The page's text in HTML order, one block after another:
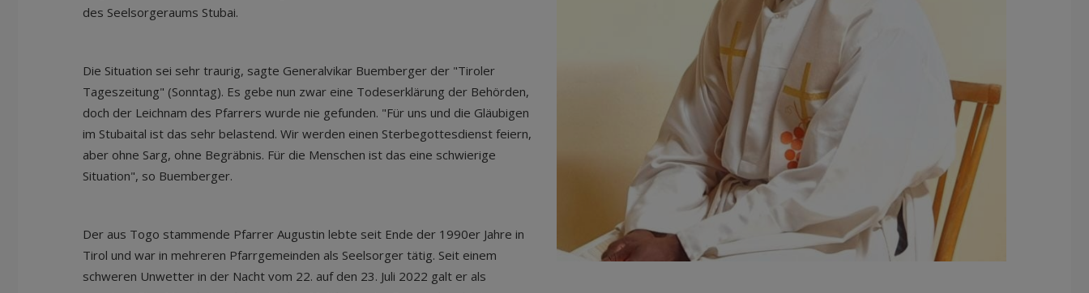
des Seelsorgeraums Stubai.
Die Situation sei sehr traurig, sagte Generalvikar Buemberger der "Tiroler
Tageszeitung" (Sonntag). Es gebe nun zwar eine Todeserklärung der Behörden,
doch der Leichnam des Pfarrers wurde nie gefunden. "Für uns und die Gläubigen
im Stubaital ist das sehr belastend. Wir werden einen Sterbegottesdienst feiern,
aber ohne Sarg, ohne Begräbnis. Für die Menschen ist das eine schwierige
Situation", so Buemberger.
Der aus Togo stammende Pfarrer Augustin lebte seit Ende der 1990er Jahre in
Tirol und war in mehreren Pfarrgemeinden als Seelsorger tätig. Seit einem
schweren Unwetter in der Nacht vom 22. auf den 23. Juli 2022 galt er als